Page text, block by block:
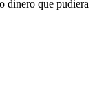
dinero que pudiera